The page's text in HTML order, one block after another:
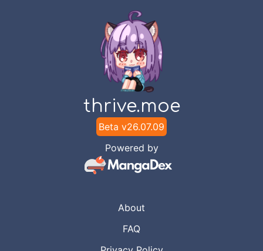
thrive.moe
Beta v26.07.09
Powered by
About
FAQ